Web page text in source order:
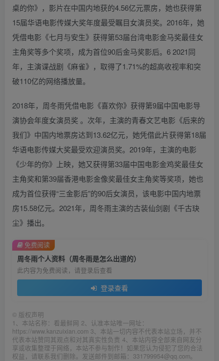
桌的你》，影片在中国内地获的4.56亿元票房，她也获得第
15届华语电影传媒大奖年度最受瞩目女演员奖。2016年，她
凭借电影《七月与安生》获得第53届台湾电影金马奖最佳女
主角奖等多个奖项，成为首位90后金马奖影后。6 2021同
年，主演谍战剧《麻雀》，取得了1.71%的超高收视率和突
破110亿的网络播放量。
2018年，周冬雨凭借电影《喜欢你》获得第9届中国电影导
演协会年度女演员奖 。次年，主演的青春文艺电影《后来的
我们》中国内地票房达到13.62亿元，她凭借此片获得第18届
华语电影传媒大奖最受欢迎演员奖。2019年，主演的电影
《少年的你》上映，她又获得第33届中国电影金鸡奖最佳女
主角奖和第39届香港电影金像奖最佳女主角奖等奖项，她也
成为首位获得“三金影后”的90后女演员，该电影中国内地票
房15.58亿元。2021年，周冬雨主演的古装仙剑剧《千古玦
尘》播出。
周冬雨个人资料（周冬雨是怎么出道的）
此内容为免费阅读，请登录后查看
登录查看
免费阅读
© 版权声明
1、本站名称：看最鲜网 2、认准本站唯一网址：
https://www.kanzuixian.com 3、本站一切内容不代表本站立场，并不
代表本站赞同其观点和对其真实性负责 4、本站内容全部来自网友分
享或收集整理于网络，本站不参与制作！如果您认为侵犯了您的合法
权益，请联系我们删除。发送邮件到邮箱：331799954@qq.com。